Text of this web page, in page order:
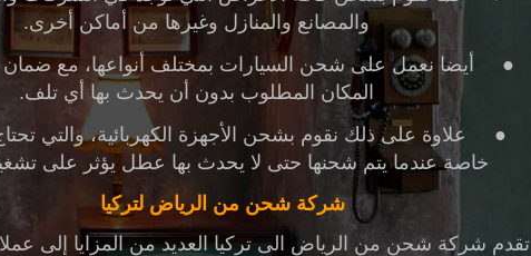
والمصانع والمنازل وغيرها من أماكن أخرى.
●
أيضا نعمل على شحن السيارات بمختلف أنواعها، مع ضمان
المكان المطلوب بدون أن يحدث بها أي تلف.
●
علاوة على ذلك نقوم بشحن الأجهزة الكهربائية، والتي
خاصة عندما يتم شحنها حتى لا يحدث بها عطل يؤثر على
شركة شحن من الرياض لتركيا
تقدم شركة شحن من الرياض الى تركياالعديد من المزايا إلى